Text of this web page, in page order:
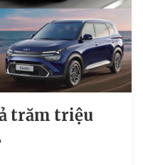
trăm triệu